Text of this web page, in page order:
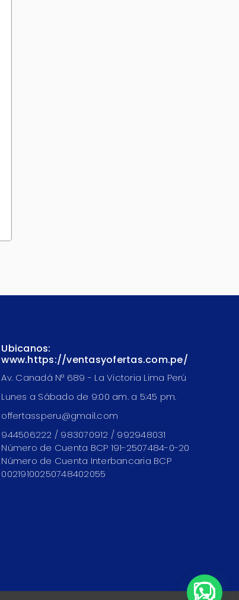
Ubicanos:
www.https://ventasyofertas.com.pe/
Av. Canadá N° 689 - La Victoria Lima Perú
Lunes a Sábado de 9:00 am. a 5:45 pm.
offertassperu@gmail.com
944506222 / 983070912 / 992948031
Número de Cuenta BCP 191-2507484-0-20
Número de Cuenta Interbancaria BCP
00219100250748402055